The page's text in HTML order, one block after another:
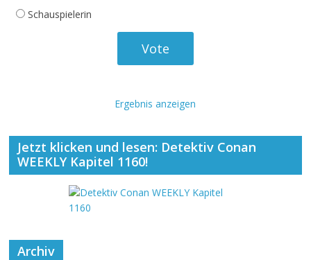
Schauspielerin
Ergebnis anzeigen
Jetzt klicken und lesen: Detektiv Conan
WEEKLY Kapitel 1160!
Archiv